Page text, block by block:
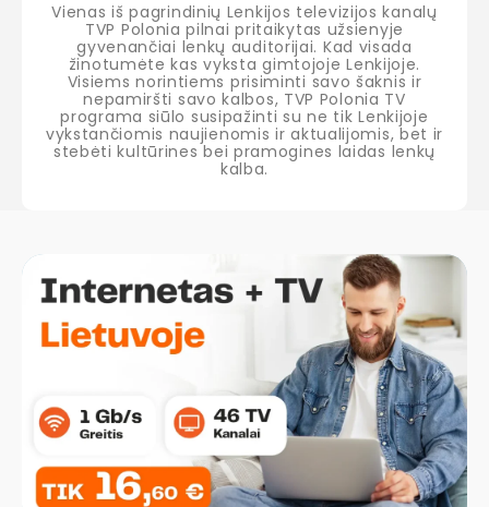
Vienas iš pagrindinių Lenkijos televizijos kanalų
TVP Polonia pilnai pritaikytas užsienyje
gyvenančiai lenkų auditorijai. Kad visada
žinotumėte kas vyksta gimtojoje Lenkijoje.
Visiems norintiems prisiminti savo šaknis ir
nepamiršti savo kalbos, TVP Polonia TV
programa siūlo susipažinti su ne tik Lenkijoje
vykstančiomis naujienomis ir aktualijomis, bet ir
stebėti kultūrines bei pramogines laidas lenkų
kalba.